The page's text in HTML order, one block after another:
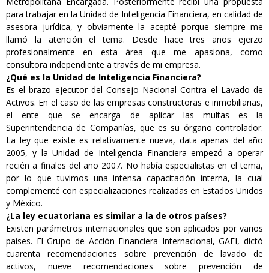
para trabajar en la Unidad de Inteligencia Financiera, en calidad de
asesora jurídica, y obviamente la acepté porque siempre me
llamó la atención el tema. Desde hace tres años ejerzo
profesionalmente en esta área que me apasiona, como
consultora independiente a través de mi empresa.
¿Qué es la Unidad de Inteligencia Financiera?
Es el brazo ejecutor del Consejo Nacional Contra el Lavado de
Activos. En el caso de las empresas constructoras e inmobiliarias,
el ente que se encarga de aplicar las multas es la
Superintendencia de Compañías, que es su órgano controlador.
La ley que existe es relativamente nueva, data apenas del año
2005, y la Unidad de Inteligencia Financiera empezó a operar
recién a finales del año 2007. No había especialistas en el tema,
por lo que tuvimos una intensa capacitación interna, la cual
complementé con especializaciones realizadas en Estados Unidos
y México.
¿La ley ecuatoriana es similar a la de otros países?
Existen parámetros internacionales que son aplicados por varios
países. El Grupo de Acción Financiera Internacional, GAFI, dictó
cuarenta recomendaciones sobre prevención de lavado de
activos, nueve recomendaciones sobre prevención de